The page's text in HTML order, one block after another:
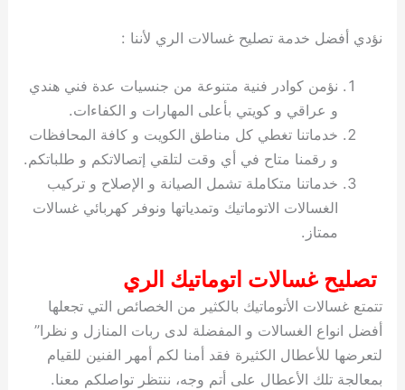
نؤدي أفضل خدمة تصليح غسالات الري لأننا :
نؤمن كوادر فنية متنوعة من جنسيات عدة فني هندي
و عراقي و كويتي بأعلى المهارات و الكفاءات.
خدماتنا تغطي كل مناطق الكويت و كافة المحافظات
و رقمنا متاح في أي وقت لتلقي إتصالاتكم و طلباتكم.
خدماتنا متكاملة تشمل الصيانة و الإصلاح و تركيب
الغسالات الاتوماتيك وتمدياتها ونوفر كهربائي غسالات
ممتاز.
تصليح غسالات اتوماتيك الري
تتمتع غسالات الأتوماتيك بالكثير من الخصائص التي تجعلها
أفضل انواع الغسالات و المفضلة لدى ربات المنازل و نظرا”
لتعرضها للأعطال الكثيرة فقد أمنا لكم أمهر الفنين للقيام
بمعالجة تلك الأعطال على أتم وجه، ننتظر تواصلكم معنا.